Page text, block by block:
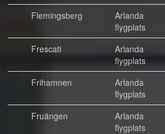
Flemingsberg
Arlanda
flygplats
Frescati
Arlanda
flygplats
Frihamnen
Arlanda
flygplats
Fruängen
Arlanda
flygplats